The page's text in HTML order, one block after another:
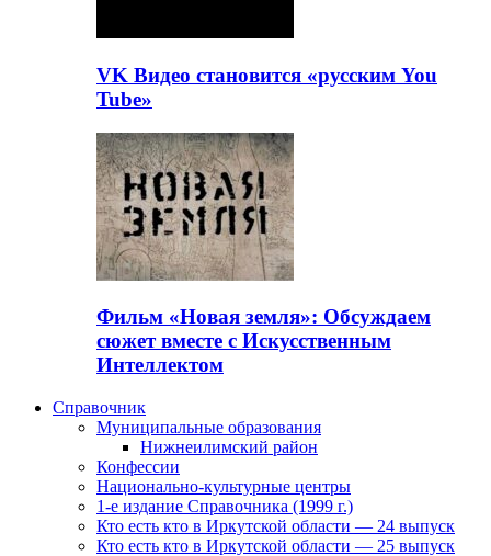
VK Видео становится «русским You
Tube»
Фильм «Новая земля»: Обсуждаем
сюжет вместе с Искусственным
Интеллектом
Справочник
Муниципальные образования
Нижнеилимский район
Конфессии
Национально-культурные центры
1-е издание Справочника (1999 г.)
Кто есть кто в Иркутской области — 24 выпуск
Кто есть кто в Иркутской области — 25 выпуск